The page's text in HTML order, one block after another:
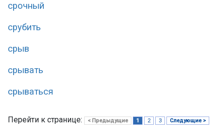
срочный
срубить
срыв
срывать
срываться
Перейти к странице: < Предыдущие 1 2 3 Следующие >